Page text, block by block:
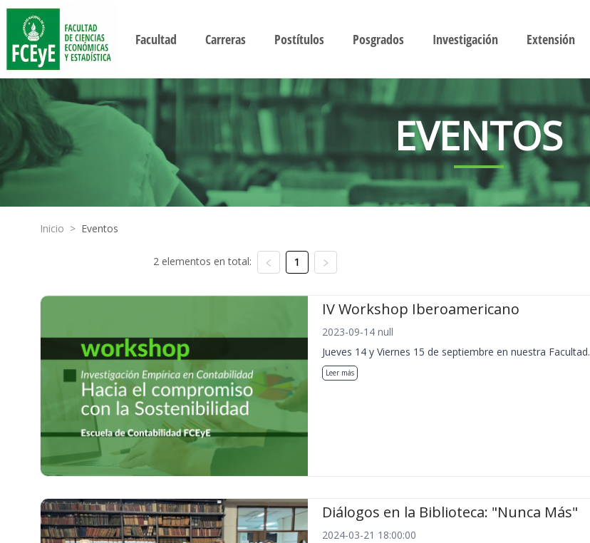
Facultad Carreras Postítulos Posgrados Investigación Extensión
EVENTOS
Inicio > Eventos
2 elementos en total: 1
IV Workshop Iberoamericano
2023-09-14 null
Jueves 14 y Viernes 15 de septiembre en nuestra Facultad.
Leer más
Diálogos en la Biblioteca: "Nunca Más"
2024-03-21 18:00:00